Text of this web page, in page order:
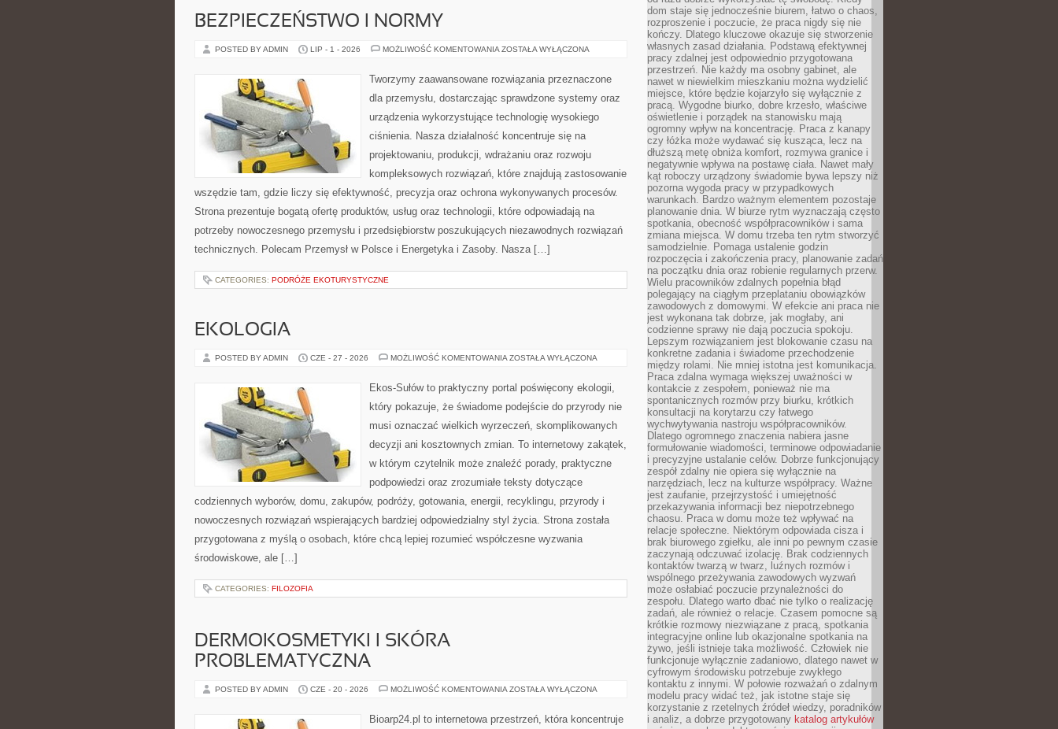
BEZPIECZEŃSTWO I NORMY
POSTED BY ADMIN LIP - 1 - 2026 MOŻLIWOŚĆ KOMENTOWANIA BEZPIECZEŃSTWO
ZOSTAŁA WYŁĄCZONA
Tworzymy zaawansowane rozwiązania przeznaczone
dla przemysłu, dostarczając sprawdzone systemy oraz
urządzenia wykorzystujące technologię wysokiego
ciśnienia. Nasza działalność koncentruje się na
projektowaniu, produkcji, wdrażaniu oraz rozwoju
kompleksowych rozwiązań, które znajdują zastosowanie
wszędzie tam, gdzie liczy się efektywność, precyzja oraz ochrona wykonywanych procesów.
Strona prezentuje bogatą ofertę produktów, usług oraz technologii, które odpowiadają na
potrzeby nowoczesnego przemysłu i przedsiębiorstw poszukujących niezawodnych rozwiązań
technicznych. Polecam Przemysł w Polsce i Energetyka i Zasoby. Nasza […]
CATEGORIES: PODRÓŻE EKOTURYSTYCZNE
EKOLOGIA
POSTED BY ADMIN CZE - 27 - 2026 MOŻLIWOŚĆ KOMENTOWANIA EKOLOGIA
ZOSTAŁA WYŁĄCZONA
Ekos-Sułów to praktyczny portal poświęcony ekologii,
który pokazuje, że świadome podejście do przyrody nie
musi oznaczać wielkich wyrzeczeń, skomplikowanych
decyzji ani kosztownych zmian. To internetowy zakątek,
w którym czytelnik może znaleźć porady, praktyczne
podpowiedzi oraz zrozumiałe teksty dotyczące
codziennych wyborów, domu, zakupów, podróży, gotowania, energii, recyklingu, przyrody i
nowoczesnych rozwiązań wspierających bardziej odpowiedzialny styl życia. Strona została
przygotowana z myślą o osobach, które chcą lepiej rozumieć współczesne wyzwania
środowiskowe, ale […]
CATEGORIES: FILOZOFIA
DERMOKOSMETYKI I SKÓRA
PROBLEMATYCZNA
POSTED BY ADMIN CZE - 20 - 2026 MOŻLIWOŚĆ KOMENTOWANIA DERMOKOSMETYKI
PROBLEMATYCZNA
ZOSTAŁA WYŁĄCZONA
Bioarp24.pl to internetowa przestrzeń, która koncentruje
dom staje się jednocześnie biurem, łatwo o chaos,
rozproszenie i poczucie, że praca nigdy się nie
kończy. Dlatego kluczowe okazuje się stworzenie
własnych zasad działania. Podstawą efektywnej
pracy zdalnej jest odpowiednio przygotowana
przestrzeń. Nie każdy ma osobny gabinet, ale
nawet w niewielkim mieszkaniu można wydzielić
miejsce, które będzie kojarzyło się wyłącznie z
pracą. Wygodne biurko, dobre krzesło, właściwe
oświetlenie i porządek na stanowisku mają
ogromny wpływ na koncentrację. Praca z kanapy
czy łóżka może wydawać się kusząca, lecz na
dłuższą metę obniża komfort, rozmywa granice i
negatywnie wpływa na postawę ciała. Nawet mały
kąt roboczy urządzony świadomie bywa lepszy niż
pozorna wygoda pracy w przypadkowych
warunkach. Bardzo ważnym elementem pozostaje
planowanie dnia. W biurze rytm wyznaczają często
spotkania, obecność współpracowników i sama
zmiana miejsca. W domu trzeba ten rytm stworzyć
samodzielnie. Pomaga ustalenie godzin
rozpoczęcia i zakończenia pracy, planowanie zadań
na początku dnia oraz robienie regularnych przerw.
Wielu pracowników zdalnych popełnia błąd
polegający na ciągłym przeplataniu obowiązków
zawodowych z domowymi. W efekcie ani praca nie
jest wykonana tak dobrze, jak mogłaby, ani
codzienne sprawy nie dają poczucia spokoju.
Lepszym rozwiązaniem jest blokowanie czasu na
konkretne zadania i świadome przechodzenie
między rolami. Nie mniej istotna jest komunikacja.
Praca zdalna wymaga większej uważności w
kontakcie z zespołem, ponieważ nie ma
spontanicznych rozmów przy biurku, krótkich
konsultacji na korytarzu czy łatwego
wychwytywania nastroju współpracowników.
Dlatego ogromnego znaczenia nabiera jasne
formułowanie wiadomości, terminowe odpowiadanie
i precyzyjne ustalanie celów. Dobrze funkcjonujący
zespół zdalny nie opiera się wyłącznie na
narzędziach, lecz na kulturze współpracy. Ważne
jest zaufanie, przejrzystość i umiejętność
przekazywania informacji bez niepotrzebnego
chaosu. Praca w domu może też wpływać na
relacje społeczne. Niektórym odpowiada cisza i
brak biurowego zgiełku, ale inni po pewnym czasie
zaczynają odczuwać izolację. Brak codziennych
kontaktów twarzą w twarz, luźnych rozmów i
wspólnego przeżywania zawodowych wyzwań
może osłabiać poczucie przynależności do
zespołu. Dlatego warto dbać nie tylko o realizację
zadań, ale również o relacje. Czasem pomocne są
krótkie rozmowy niezwiązane z pracą, spotkania
integracyjne online lub okazjonalne spotkania na
żywo, jeśli istnieje taka możliwość. Człowiek nie
funkcjonuje wyłącznie zadaniowo, dlatego nawet w
cyfrowym środowisku potrzebuje zwykłego
kontaktu z innymi. W połowie rozważań o zdalnym
modelu pracy widać też, jak istotne staje się
korzystanie z rzetelnych źródeł wiedzy, poradników
i analiz, a dobrze przygotowany katalog artykułów